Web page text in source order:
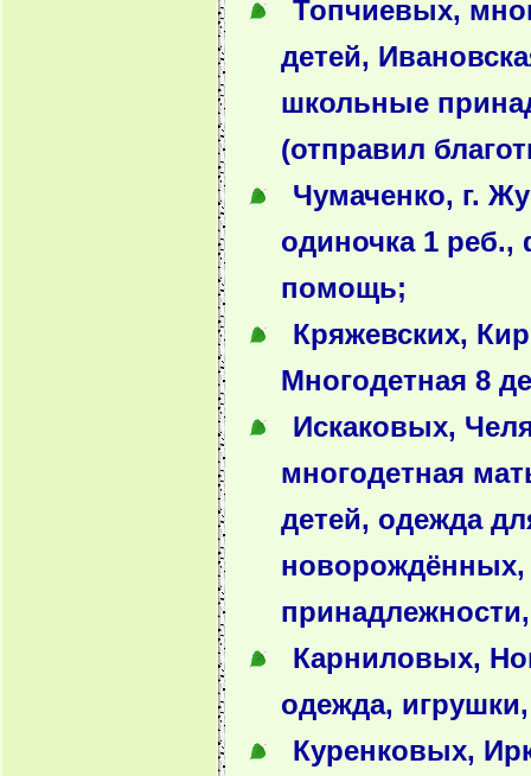
Топчиевых,
детей,
школьные
(отправил
Чумаченко, г.
одиночка 1 реб.,
помощь;
Кряжевских,
Многодетная 8
Искаковых,
многодетная
детей, одежда
Карниловых,
одежда,
Куренковых,